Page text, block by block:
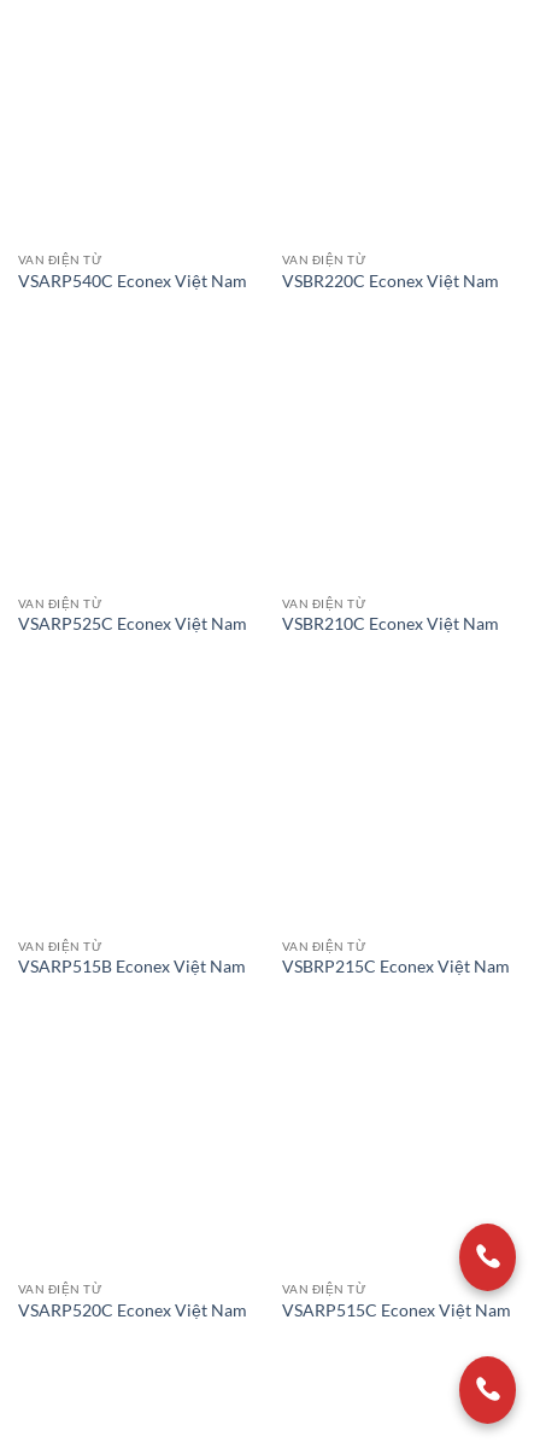
VAN ĐIỆN TỪ
VSARP540C Econex Việt Nam
VAN ĐIỆN TỪ
VSBR220C Econex Việt Nam
VAN ĐIỆN TỪ
VSARP525C Econex Việt Nam
VAN ĐIỆN TỪ
VSBR210C Econex Việt Nam
VAN ĐIỆN TỪ
VSARP515B Econex Việt Nam
VAN ĐIỆN TỪ
VSBRP215C Econex Việt Nam
VAN ĐIỆN TỪ
VSARP520C Econex Việt Nam
VAN ĐIỆN TỪ
VSARP515C Econex Việt Nam